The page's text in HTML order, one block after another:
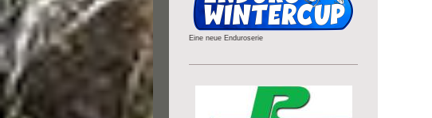
Eine neue Enduroserie